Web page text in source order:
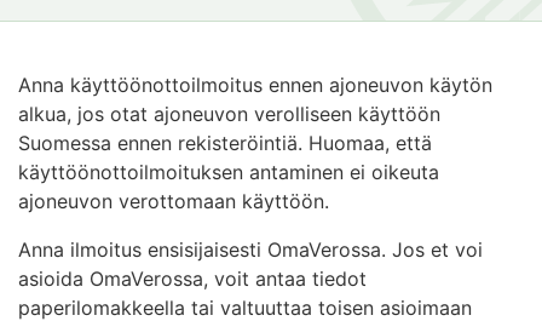
Anna käyttöönottoilmoitus ennen ajoneuvon käytön
alkua, jos otat ajoneuvon verolliseen käyttöön
Suomessa ennen rekisteröintiä. Huomaa, että
käyttöönottoilmoituksen antaminen ei oikeuta
ajoneuvon verottomaan käyttöön.
Anna ilmoitus ensisijaisesti OmaVerossa. Jos et voi
asioida OmaVerossa, voit antaa tiedot
paperilomakkeella tai valtuuttaa toisen asioimaan